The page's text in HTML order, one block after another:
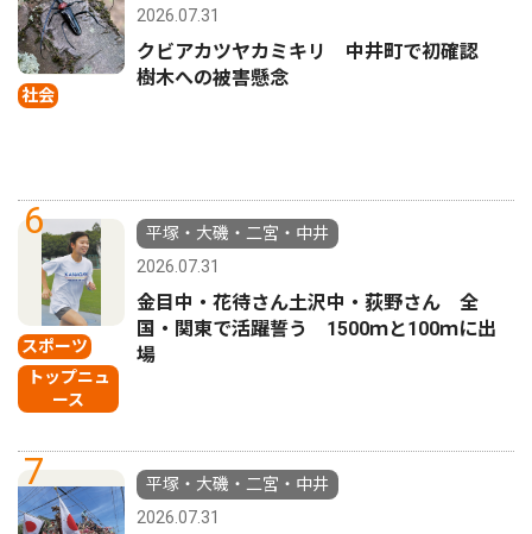
社会
2026.07.31
クビアカツヤカミキリ 中井町で初確認
樹木への被害懸念
6
スポーツ
トップニュ
ース
平塚・大磯・二宮・中井
2026.07.31
金目中・花待さん土沢中・荻野さん 全
国・関東で活躍誓う 1500ｍと100ｍに出
場
7
平塚・大磯・二宮・中井
2026.07.31